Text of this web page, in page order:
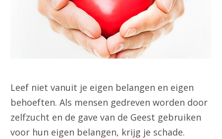
Leef niet vanuit je eigen belangen en eigen
behoeften. Als mensen gedreven worden door
zelfzucht en de gave van de Geest gebruiken
voor hun eigen belangen, krijg je schade.